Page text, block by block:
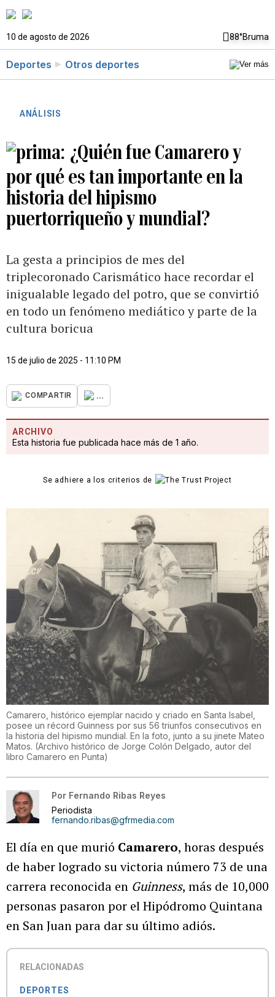
10 de agosto de 2026 88°Bruma
Deportes Otros deportes
ANÁLISIS
¿Quién fue Camarero y
por qué es tan importante en la
historia del hipismo
puertorriqueño y mundial?
La gesta a principios de mes del
triplecoronado Carismático hace recordar el
inigualable legado del potro, que se convirtió
en todo un fenómeno mediático y parte de la
cultura boricua
15 de julio de 2025 - 11:10 PM
COMPARTIR ...
ARCHIVO
Esta historia fue publicada hace más de 1 año.
Se adhiere a los criterios de
Camarero, histórico ejemplar nacido y criado en Santa Isabel,
posee un récord Guinness por sus 56 triunfos consecutivos en
la historia del hipismo mundial. En la foto, junto a su jinete Mateo
Matos. (Archivo histórico de Jorge Colón Delgado, autor del
libro Camarero en Punta)
Por Fernando Ribas Reyes
Periodista
fernando.ribas@gfrmedia.com
El día en que murió Camarero, horas después
de haber logrado su victoria número 73 de una
carrera reconocida en Guinness, más de 10,000
personas pasaron por el Hipódromo Quintana
en San Juan para dar su último adiós.
RELACIONADAS
DEPORTES